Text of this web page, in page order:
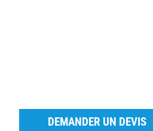
DEMANDER UN DEVIS